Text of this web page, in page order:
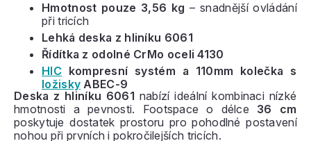
Hmotnost pouze 3,56 kg – snadnější ovládání
při tricích
Lehká deska z hliníku 6061
Řídítka z odolné CrMo oceli 4130
HICkompresní systém a 110mm kolečka s
ložisky ABEC-9
Deska z hliníku 6061 nabízí ideální kombinaci nízké
hmotnosti a pevnosti. Footspace o délce 36 cm
poskytuje dostatek prostoru pro pohodlné postavení
nohou při prvních i pokročilejších tricích.